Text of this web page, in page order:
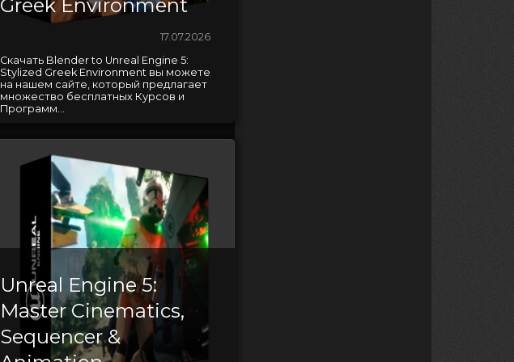
Greek Environment
17.07.2026
Скачать Blender to Unreal Engine 5:
Stylized Greek Environment вы можете
на нашем сайте, который предлагает
множество бесплатных Курсов и
Программ...
Unreal Engine 5:
Master Cinematics,
Sequencer &